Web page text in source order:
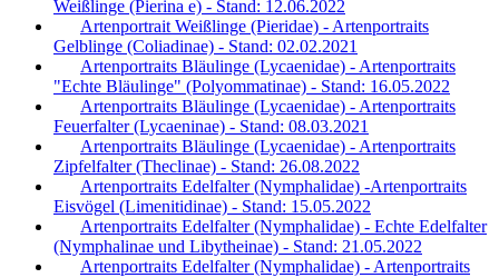
Weißlinge (Pierina e) - Stand: 12.06.2022
Artenportrait Weißlinge (Pieridae) - Artenportraits
Gelblinge (Coliadinae) - Stand: 02.02.2021
Artenportraits Bläulinge (Lycaenidae) - Artenportraits
"Echte Bläulinge" (Polyommatinae) - Stand: 16.05.2022
Artenportraits Bläulinge (Lycaenidae) - Artenportraits
Feuerfalter (Lycaeninae) - Stand: 08.03.2021
Artenportraits Bläulinge (Lycaenidae) - Artenportraits
Zipfelfalter (Theclinae) - Stand: 26.08.2022
Artenportraits Edelfalter (Nymphalidae) -Artenportraits
Eisvögel (Limenitidinae) - Stand: 15.05.2022
Artenportraits Edelfalter (Nymphalidae) - Echte Edelfalter
(Nymphalinae und Libytheinae) - Stand: 21.05.2022
Artenportraits Edelfalter (Nymphalidae) - Artenportraits